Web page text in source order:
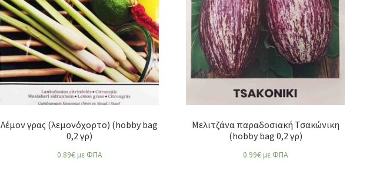
Λέμον γρας (λεμονόχορτο) (hobby bag
0,2 γρ)
0.89€με ΦΠΑ
Μελιτζάνα παραδοσιακή Τσακώνικη
(hobby bag 0,2 γρ)
0.99€με ΦΠΑ